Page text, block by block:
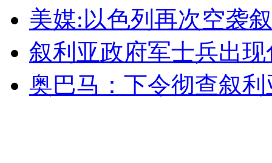
走！跟着总书记去植树
消防员救轻生者 花炮节热闹非凡 减压"枕头大战"
美媒:以色列再次空袭
叙利亚政府军士兵出
奥巴马：下令彻查叙